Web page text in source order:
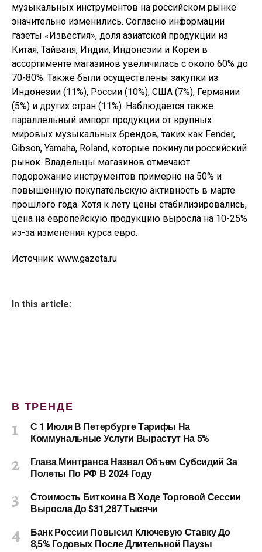
музыкальных инструментов на российском рынке
значительно изменились. Согласно информации
газеты «Известия», доля азиатской продукции из
Китая, Тайваня, Индии, Индонезии и Кореи в
ассортименте магазинов увеличилась с около 60% до
70-80%. Также были осуществлены закупки из
Индонезии (11%), России (10%), США (7%), Германии
(5%) и других стран (11%). Наблюдается также
параллельный импорт продукции от крупных
мировых музыкальных брендов, таких как Fender,
Gibson, Yamaha, Roland, которые покинули российский
рынок. Владельцы магазинов отмечают
подорожание инструментов примерно на 50% и
повышенную покупательскую активность в марте
прошлого года. Хотя к лету цены стабилизировались,
цена на европейскую продукцию выросла на 10-25%
из-за изменения курса евро.
Источник: www.gazeta.ru
In this article:
В ТРЕНДЕ
С 1 Июля В Петербурге Тарифы На
Коммунальные Услуги Вырастут На 5%
Глава Минтранса Назвал Объем Субсидий За
Полеты По РФ В 2024 Году
Стоимость Биткоина В Ходе Торговой Сессии
Выросла До $31,287 Тысячи
Банк России Повысил Ключевую Ставку До
8,5% Годовых После Длительной Паузы